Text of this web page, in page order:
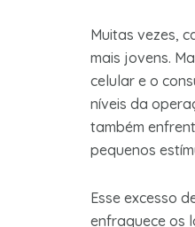
Muitas vezes,
mais jovens.
celular e o
níveis da
também
pequenos
Esse excesso
enfraquece os